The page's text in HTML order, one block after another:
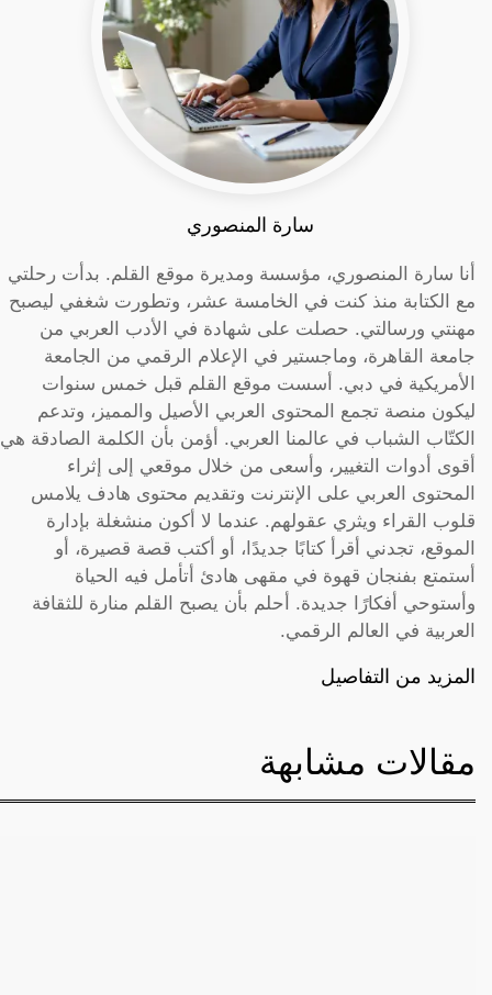
سارة المنصوري
أنا سارة المنصوري، مؤسسة ومديرة موقع القلم. بدأت رحلتي
مع الكتابة منذ كنت في الخامسة عشر، وتطورت شغفي ليصبح
مهنتي ورسالتي. حصلت على شهادة في الأدب العربي من
جامعة القاهرة، وماجستير في الإعلام الرقمي من الجامعة
الأمريكية في دبي. أسست موقع القلم قبل خمس سنوات
ليكون منصة تجمع المحتوى العربي الأصيل والمميز، وتدعم
الكتّاب الشباب في عالمنا العربي. أؤمن بأن الكلمة الصادقة هي
أقوى أدوات التغيير، وأسعى من خلال موقعي إلى إثراء
المحتوى العربي على الإنترنت وتقديم محتوى هادف يلامس
قلوب القراء ويثري عقولهم. عندما لا أكون منشغلة بإدارة
الموقع، تجدني أقرأ كتابًا جديدًا، أو أكتب قصة قصيرة، أو
أستمتع بفنجان قهوة في مقهى هادئ أتأمل فيه الحياة
وأستوحي أفكارًا جديدة. أحلم بأن يصبح القلم منارة للثقافة
العربية في العالم الرقمي.
المزيد من التفاصيل
مقالات مشابهة